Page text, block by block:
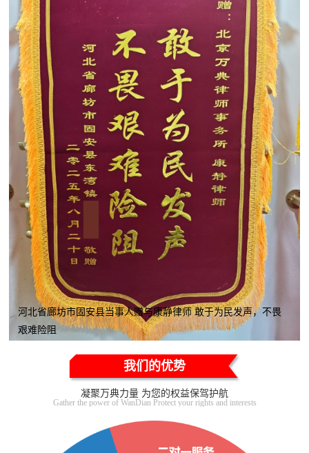
河北省廊坊市固安县当事人赠与康静律师 敢于为民发声，不畏
艰难险阻
我们的优势
凝聚万典力量 为您的权益保驾护航
Gather the power of WanDian Protect your rights and interests